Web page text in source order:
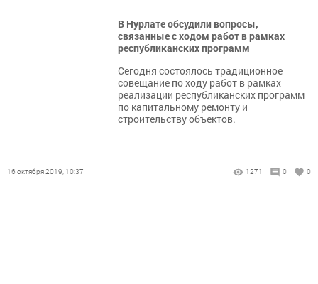
В Нурлате обсудили вопросы,
связанные с ходом работ в рамках
республиканских программ
Сегодня состоялось традиционное
совещание по ходу работ в рамках
реализации республиканских программ
по капитальному ремонту и
строительству объектов.
16 октября 2019, 10:37 1271 0 0